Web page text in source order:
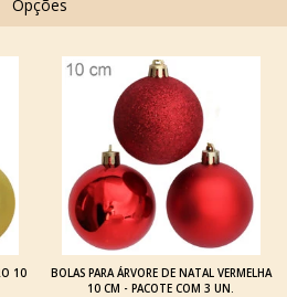
Opções
10
BOLAS PARA ÁRVORE DE NATAL VERMELHA
10 CM - PACOTE COM 3 UN.